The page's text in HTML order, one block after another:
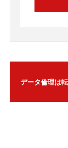
データ倫理は